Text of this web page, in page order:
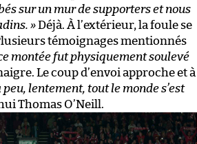
sur un mur de supporters et nous
»Déjà. À l’extérieur, la foule se
témoignages mentionnés
montée fut physiquement soulevé
Le coup d’envoi approche et à
lentement, tout le monde s’est
Thomas O’Neill.